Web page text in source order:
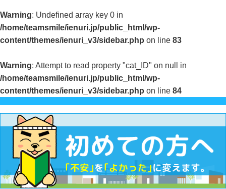
Warning: Undefined array key 0 in
/home/teamsmile/ienuri.jp/public_html/wp-
content/themes/ienuri_v3/sidebar.php on line 83
Warning: Attempt to read property "cat_ID" on null in
/home/teamsmile/ienuri.jp/public_html/wp-
content/themes/ienuri_v3/sidebar.php on line 84